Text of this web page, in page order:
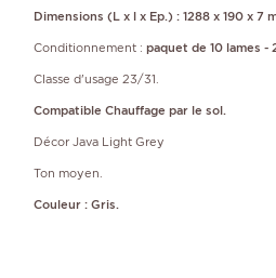
Dimensions (L x l x Ep.) : 1288 x 190 x 7
Conditionnement : paquet de 10 lames -
Classe d'usage 23/31.
Compatible Chauffage par le sol.
Décor Java Light Grey
Ton moyen.
Couleur : Gris.